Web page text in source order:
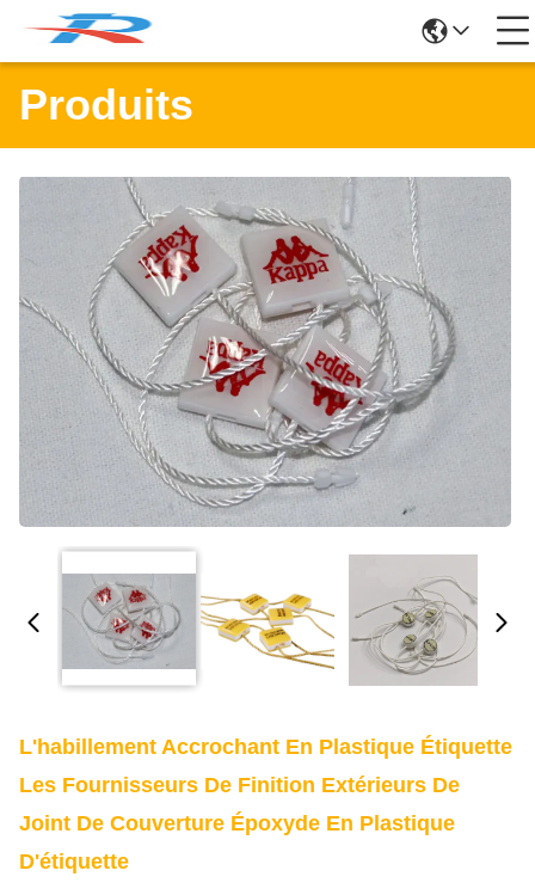
Produits
L'habillement Accrochant En Plastique Étiquette
Les Fournisseurs De Finition Extérieurs De
Joint De Couverture Époxyde En Plastique
D'étiquette